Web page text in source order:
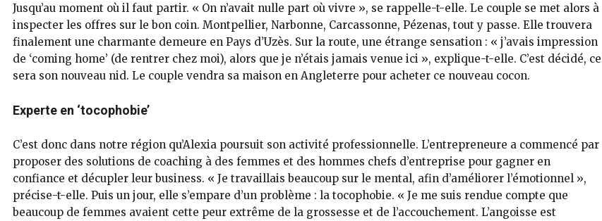
Jusqu’au moment où il faut partir. « On n’avait nulle part où vivre », se rappelle-t-elle. Le couple se met alors à
inspecter les offres sur le bon coin. Montpellier, Narbonne, Carcassonne, Pézenas, tout y passe. Elle trouvera
finalement une charmante demeure en Pays d’Uzès. Sur la route, une étrange sensation : « j’avais impression
de ‘coming home’ (de rentrer chez moi), alors que je n’étais jamais venue ici », explique-t-elle. C’est décidé, ce
sera son nouveau nid. Le couple vendra sa maison en Angleterre pour acheter ce nouveau cocon.
Experte en ‘tocophobie’
C’est donc dans notre région qu’Alexia poursuit son activité professionnelle. L’entrepreneure a commencé par
proposer des solutions de coaching à des femmes et des hommes chefs d’entreprise pour gagner en
confiance et décupler leur business. « Je travaillais beaucoup sur le mental, afin d’améliorer l’émotionnel »,
précise-t-elle. Puis un jour, elle s’empare d’un problème : la tocophobie. « Je me suis rendue compte que
beaucoup de femmes avaient cette peur extrême de la grossesse et de l’accouchement. L’angoisse est